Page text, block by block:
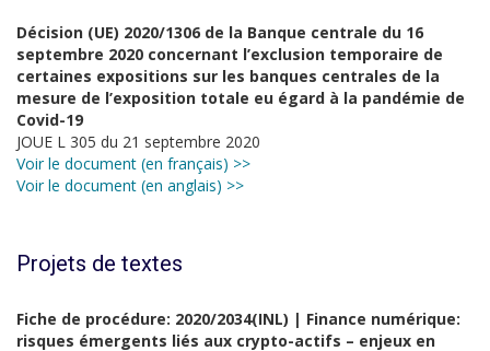
Décision (UE) 2020/1306 de la Banque centrale du 16
septembre 2020 concernant l’exclusion temporaire de
certaines expositions sur les banques centrales de la
mesure de l’exposition totale eu égard à la pandémie de
Covid-19
JOUE L 305 du 21 septembre 2020
Voir le document (en français) >>
Voir le document (en anglais) >>
Projets de textes
Fiche de procédure: 2020/2034(INL) | Finance numérique:
risques émergents liés aux crypto-actifs – enjeux en